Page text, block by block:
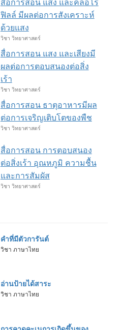
สื่อการสอน แสง และคลอโร
ฟิลล์ มีผลต่อการสังเคราะห์
ด้วยแสง
วิชา วิทยาศาสตร์
สื่อการสอน แสง และเสียงมี
ผลต่อการตอบสนองต่อสิ่ง
เร้า
วิชา วิทยาศาสตร์
สื่อการสอน ธาตุอาหารมีผล
ต่อการเจริญเติบโตของพืช
วิชา วิทยาศาสตร์
สื่อการสอน การตอบสนอง
ต่อสิ่งเร้า อุณหภูมิ ความชื้น
และการสัมผัส
วิชา วิทยาศาสตร์
คำที่มีตัวการันต์
วิชา ภาษาไทย
อ่านป้ายได้สาระ
วิชา ภาษาไทย